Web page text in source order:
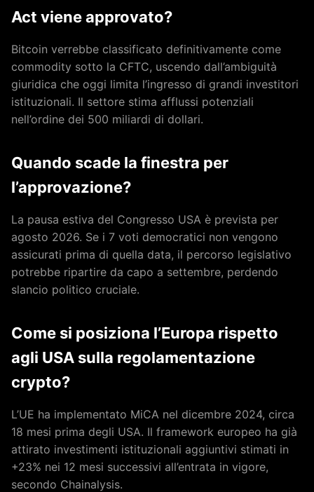
Act viene approvato?
Bitcoin verrebbe classificato definitivamente come
commodity sotto la CFTC, uscendo dall’ambiguità
giuridica che oggi limita l’ingresso di grandi investitori
istituzionali. Il settore stima afflussi potenziali
nell’ordine dei 500 miliardi di dollari.
Quando scade la finestra per
l’approvazione?
La pausa estiva del Congresso USA è prevista per
agosto 2026. Se i 7 voti democratici non vengono
assicurati prima di quella data, il percorso legislativo
potrebbe ripartire da capo a settembre, perdendo
slancio politico cruciale.
Come si posiziona l’Europa rispetto
agli USA sulla regolamentazione
crypto?
L’UE ha implementato MiCA nel dicembre 2024, circa
18 mesi prima degli USA. Il framework europeo ha già
attirato investimenti istituzionali aggiuntivi stimati in
+23% nei 12 mesi successivi all’entrata in vigore,
secondo Chainalysis.